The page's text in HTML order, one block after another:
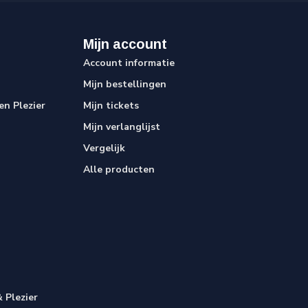
Plezier
Plezier
Mijn account
Account informatie
Mijn bestellingen
Mijn tickets
Mijn verlanglijst
Vergelijk
Alle producten